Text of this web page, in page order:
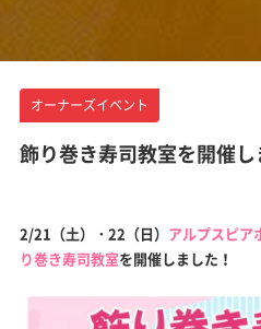
オーナーズイベント
飾り巻き寿司教室を開催し
2/21（土）・22（日） アルプスピア
り巻き寿司教室を開催しました！